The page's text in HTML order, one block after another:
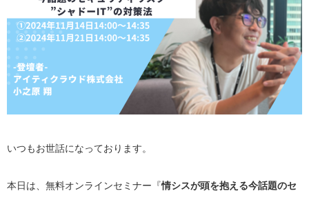
いつもお世話になっております。
本日は、無料オンラインセミナー『情シスが頭を抱える今話題のセ